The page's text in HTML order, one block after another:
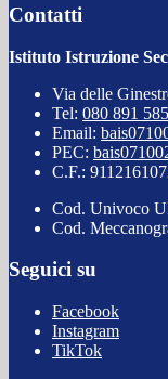
Contatti
Istituto Istruzione
Via delle
Tel: 080 891
Email:
PEC:
C.F.:
Cod. Univoco
Cod.
Seguici su
Facebook
Instagram
TikTok